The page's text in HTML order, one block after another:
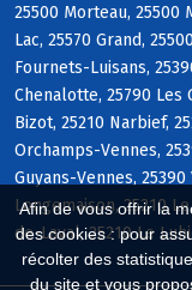
Afin de vous offrir la
des cookies : pour
récolter des
du site et vous
25500 Morteau, 25500
Lac, 25570 Grand,
Fournets-Luisans,
Chenalotte, 25790 Les
Bizot, 25210 Narbief,
Orchamps-Vennes,
Guyans-Vennes,
Longemaison, 25210
de-Laval, 25210 Le